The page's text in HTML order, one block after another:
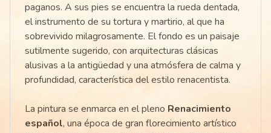
paganos. A sus pies se encuentra la rueda dentada,
el instrumento de su tortura y martirio, al que ha
sobrevivido milagrosamente. El fondo es un paisaje
sutilmente sugerido, con arquitecturas clásicas
alusivas a la antigüedad y una atmósfera de calma y
profundidad, característica del estilo renacentista.
La pintura se enmarca en el pleno Renacimiento
español, una época de gran florecimiento artístico